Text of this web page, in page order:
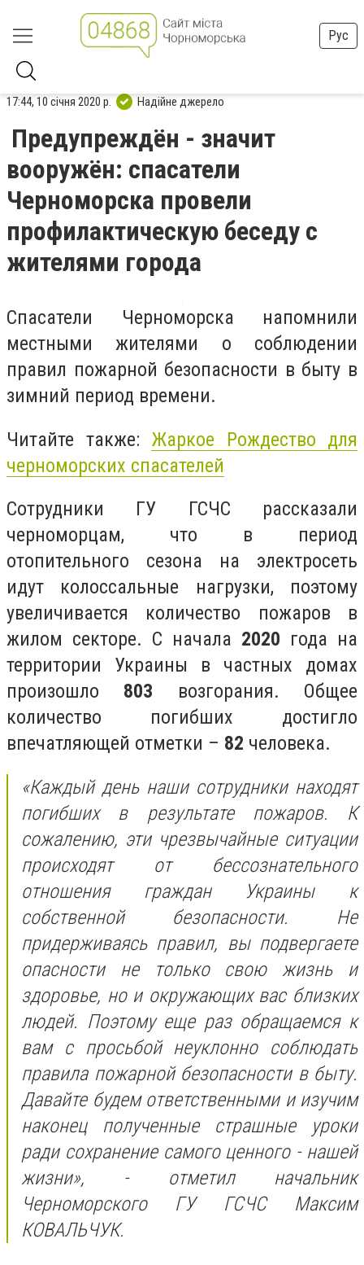
Рус
17:44, 10 січня 2020 р. Надійне джерело
Предупреждён - значит
вооружён: спасатели
Черноморска провели
профилактическую беседу с
жителями города
Спасатели Черноморска напомнили
местными жителями о соблюдении
правил пожарной безопасности в быту в
зимний период времени.
Читайте также: Жаркое Рождество для
черноморских спасателей
Сотрудники ГУ ГСЧС рассказали
черноморцам, что в период
отопительного сезона на электросеть
идут колоссальные нагрузки, поэтому
увеличивается количество пожаров в
жилом секторе. С начала 2020 года на
территории Украины в частных домах
произошло 803 возгорания. Общее
количество погибших достигло
впечатляющей отметки – 82 человека.
«Каждый день наши сотрудники находят
погибших в результате пожаров. К
сожалению, эти чрезвычайные ситуации
происходят от бессознательного
отношения граждан Украины к
собственной безопасности. Не
придерживаясь правил, вы подвергаете
опасности не только свою жизнь и
здоровье, но и окружающих вас близких
людей. Поэтому еще раз обращаемся к
вам с просьбой неуклонно соблюдать
правила пожарной безопасности в быту.
Давайте будем ответственными и изучим
наконец полученные страшные уроки
ради сохранение самого ценного - нашей
жизни», - отметил начальник
Черноморского ГУ ГСЧС Максим
КОВАЛЬЧУК.